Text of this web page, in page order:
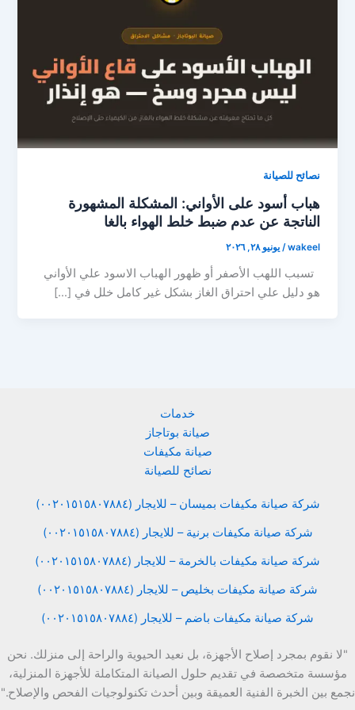
نصائح للصيانة
هباب أسود على الأواني: المشكلة المشهورة
الناتجة عن عدم ضبط خلط الهواء بالغا
wakeel
/يونيو ٢٨, ٢٠٢٦
تسبب اللهب الأصفر أو ظهور الهباب الاسود علي الأواني
هو دليل علي احتراق الغاز بشكل غير كامل خلل في […]
خدمات
صيانة بوتاجاز
صيانة مكيفات
نصائح للصيانة
شركة صيانة مكيفات بميسان – للايجار (٠٠٢٠١٥١٥٨٠٧٨٨٤)
شركة صيانة مكيفات برنية – للايجار (٠٠٢٠١٥١٥٨٠٧٨٨٤)
شركة صيانة مكيفات بالخرمة – للايجار (٠٠٢٠١٥١٥٨٠٧٨٨٤)
شركة صيانة مكيفات بخليص – للايجار (٠٠٢٠١٥١٥٨٠٧٨٨٤)
شركة صيانة مكيفات باضم – للايجار (٠٠٢٠١٥١٥٨٠٧٨٨٤)
"لا نقوم بمجرد إصلاح الأجهزة، بل نعيد الحيوية والراحة إلى منزلك. نحن
مؤسسة متخصصة في تقديم حلول الصيانة المتكاملة للأجهزة المنزلية،
نجمع بين الخبرة الفنية العميقة وبين أحدث تكنولوجيات الفحص والإصلاح."